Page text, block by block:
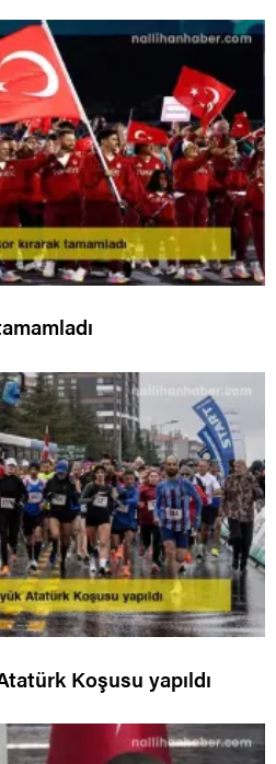
Koşusu yapıldı